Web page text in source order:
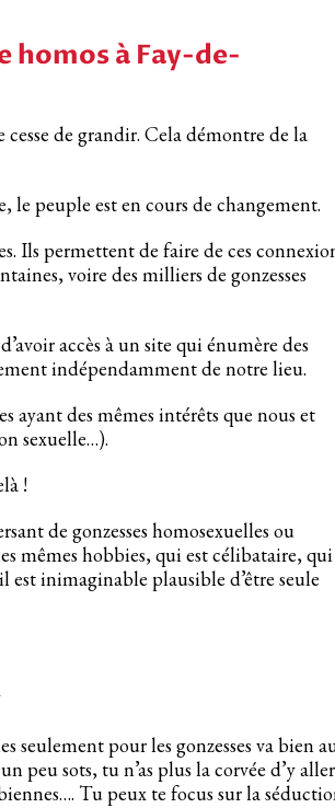
homos à Fay-de-
de grandir. Cela démontre de la
le peuple est en cours de changement.
Ils permettent de faire de ces
voire des milliers de gonzesses
accès à un site qui énumère des
indépendamment de notre lieu.
ayant des mêmes intérêts que nous et
sexuelle…).
!
de gonzesses homosexuelles ou
mêmes hobbies, qui est célibataire, qui
est inimaginable plausible d’être seule
seulement pour les gonzesses va bien
peu sots, tu n’as plus la corvée d’y
Tu peux te focus sur la